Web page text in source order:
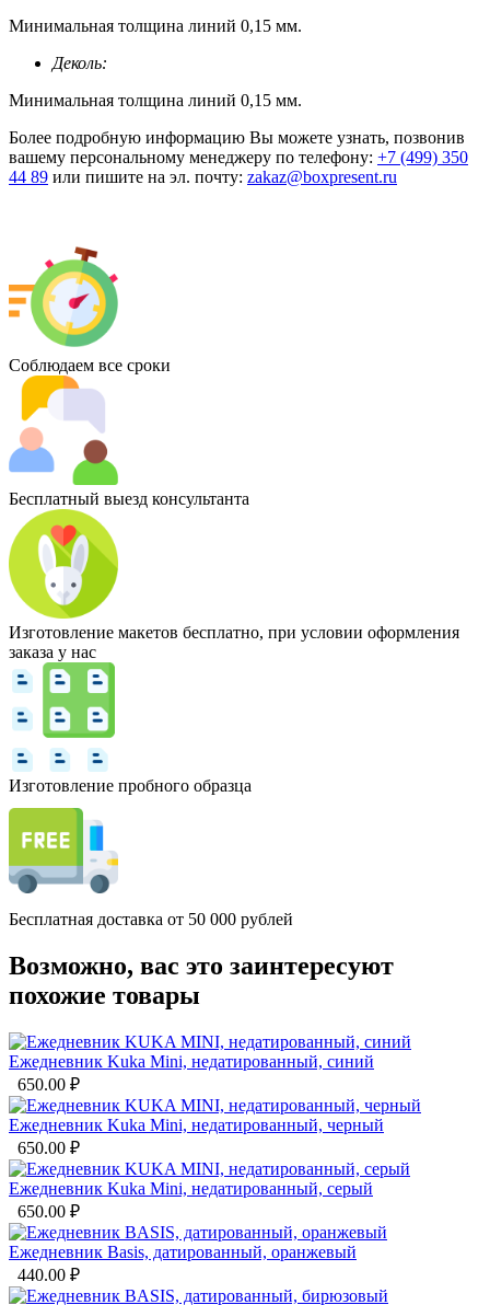
Минимальная толщина линий 0,15 мм.
Деколь:
Минимальная толщина линий 0,15 мм.
Более подробную информацию Вы можете узнать, позвонив
вашему персональному менеджеру по телефону: +7 (499) 350
44 89 или пишите на эл. почту: zakaz@boxpresent.ru
Соблюдаем все сроки
Бесплатный выезд консультанта
Изготовление макетов бесплатно, при условии оформления
заказа у нас
Изготовление пробного образца
Бесплатная доставка от 50 000 рублей
Возможно, вас это заинтересуют
похожие товары
Ежедневник Kuka Mini, недатированный, синий
650.00 ₽
Ежедневник Kuka Mini, недатированный, черный
650.00 ₽
Ежедневник Kuka Mini, недатированный, серый
650.00 ₽
Ежедневник Basis, датированный, оранжевый
440.00 ₽